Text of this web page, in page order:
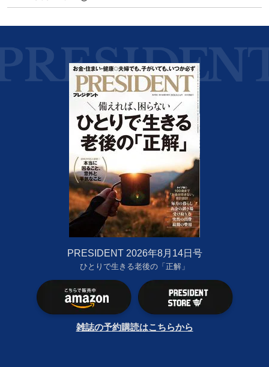
PRESIDENT 2026年8月14日号
ひとりで生きる老後の「正解」
雑誌の予約購読はこちらから